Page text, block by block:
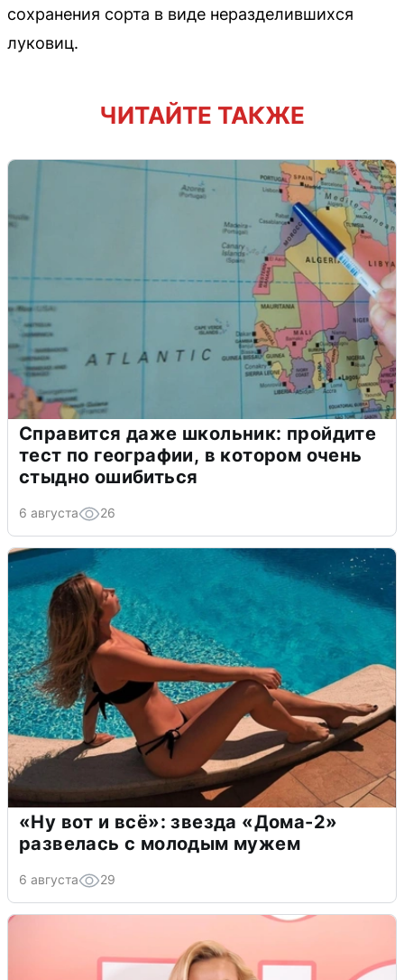
сохранения сорта в виде неразделившихся
луковиц.
ЧИТАЙТЕ ТАКЖЕ
Справится даже школьник: пройдите
тест по географии, в котором очень
стыдно ошибиться
6 августа 26
«Ну вот и всё»: звезда «Дома-2»
развелась с молодым мужем
6 августа 29